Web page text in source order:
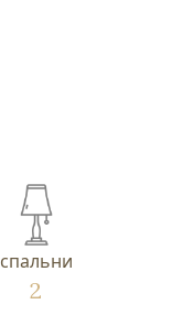
спальни
2